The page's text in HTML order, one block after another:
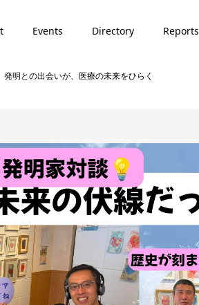
Events Directory Reports
明との出会いが、医療の未来をひらく